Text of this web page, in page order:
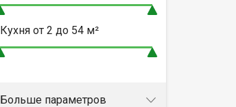
Кухня от 2 до 54м²
Больше параметров